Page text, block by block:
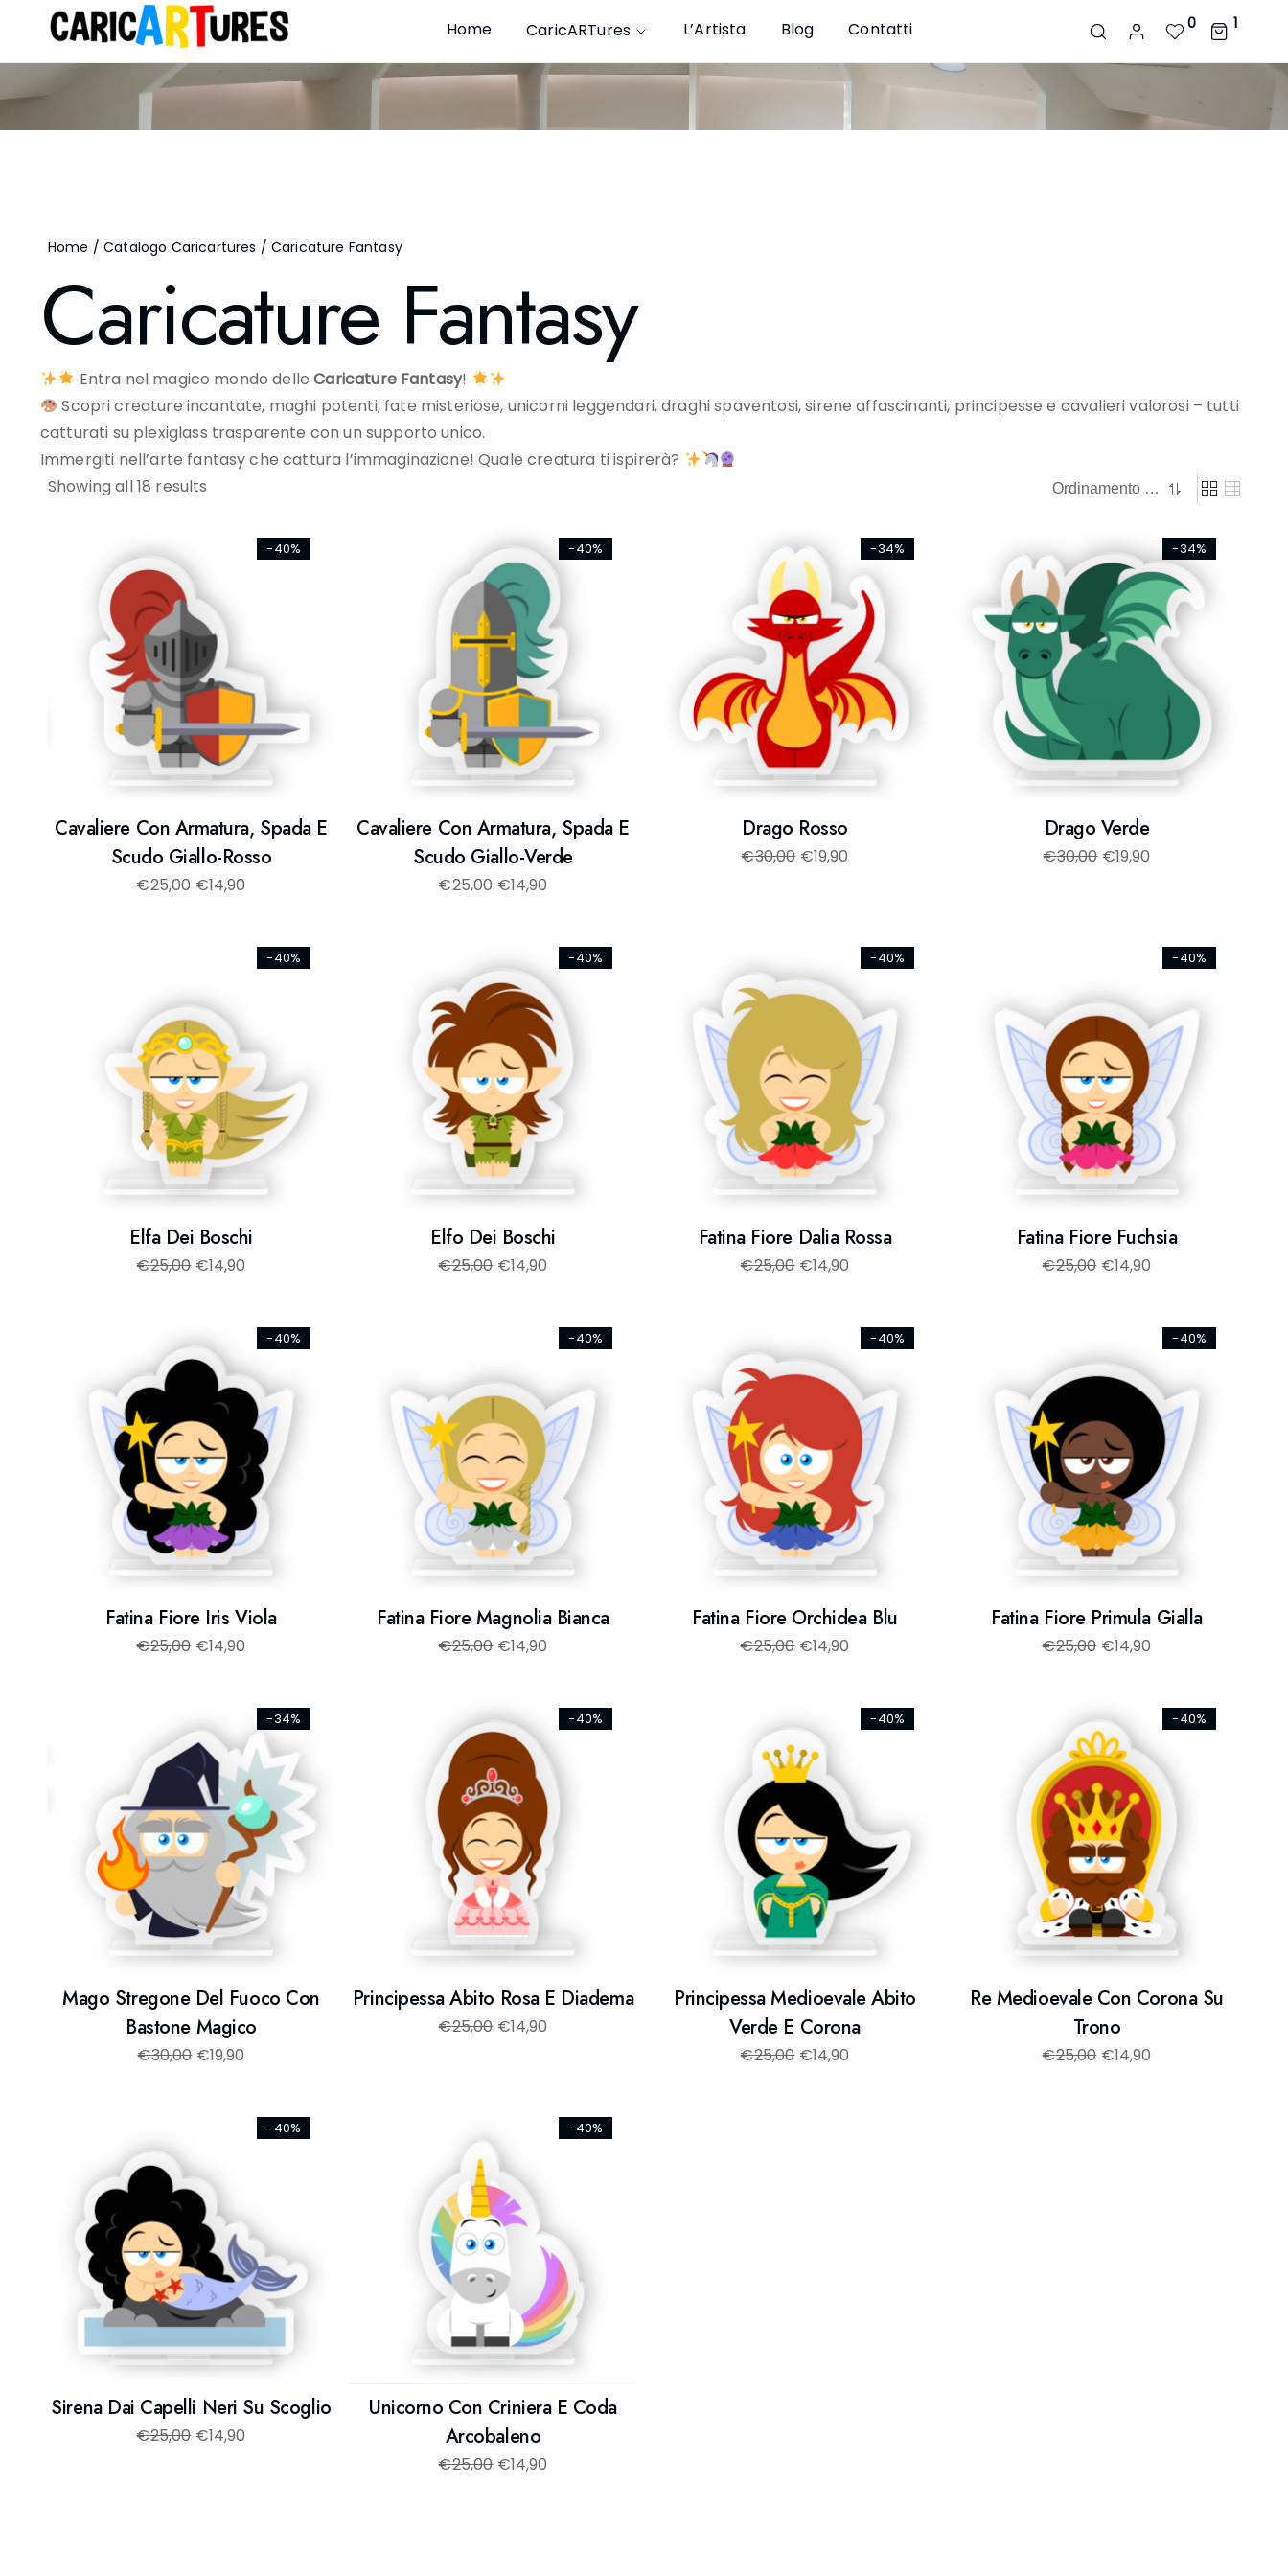
Home CaricARTures L’Artista Blog Contatti 0 1
Home /Catalogo Caricartures / Caricature Fantasy
Caricature Fantasy
Entra nel magico mondo delleCaricature Fantasy!
Scopri creature incantate, maghi potenti, fate misteriose, unicorni leggendari, draghi spaventosi, sirene affascinanti, principesse e cavalieri valorosi – tutti
catturati su plexiglass trasparente con un supporto unico.
Immergiti nell’arte fantasy che cattura l’immaginazione! Quale creatura ti ispirerà?
Showing all 18 results
-40%
Cavaliere Con Armatura, Spada E
Scudo Giallo-Rosso
€25,00 €14,90
-40%
Cavaliere Con Armatura, Spada E
Scudo Giallo-Verde
€25,00 €14,90
-34%
Drago Rosso
€30,00 €19,90
-34%
Drago Verde
€30,00 €19,90
-40%
Elfa Dei Boschi
€25,00 €14,90
-40%
Elfo Dei Boschi
€25,00 €14,90
-40%
Fatina Fiore Dalia Rossa
€25,00 €14,90
-40%
Fatina Fiore Fuchsia
€25,00 €14,90
-40%
Fatina Fiore Iris Viola
€25,00 €14,90
-40%
Fatina Fiore Magnolia Bianca
€25,00 €14,90
-40%
Fatina Fiore Orchidea Blu
€25,00 €14,90
-40%
Fatina Fiore Primula Gialla
€25,00 €14,90
-34%
Mago Stregone Del Fuoco Con
Bastone Magico
€30,00 €19,90
-40%
Principessa Abito Rosa E Diadema
€25,00 €14,90
-40%
Principessa Medioevale Abito
Verde E Corona
€25,00 €14,90
-40%
Re Medioevale Con Corona Su
Trono
€25,00 €14,90
-40%
Sirena Dai Capelli Neri Su Scoglio
€25,00 €14,90
-40%
Unicorno Con Criniera E Coda
Arcobaleno
€25,00 €14,90